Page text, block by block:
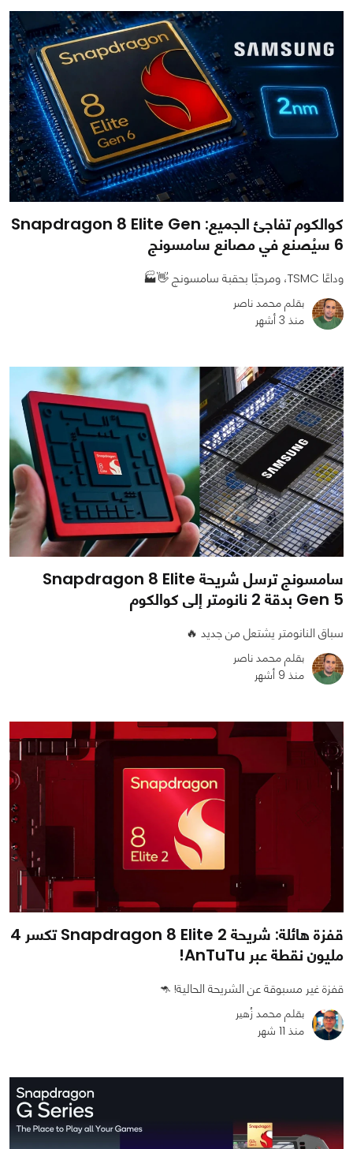
413
0
0
953
0
0
كوالكوم تفاجئ الجميع: Snapdragon 8 Elite Gen
6 سيُصنع في مصانع سامسونج
وداعًا TSMC، ومرحبًا بحقبة سامسونج 👋🏭
بقلم محمد ناصر
منذ 3 أشهر
0
سامسونج ترسل شريحة Snapdragon 8 Elite
Gen 5 بدقة 2 نانومتر إلى كوالكوم
سباق النانومتر يشتعل من جديد 🔥
بقلم محمد ناصر
منذ 9 أشهر
0
قفزة هائلة: شريحة Snapdragon 8 Elite 2 تكسر 4
مليون نقطة عبر AnTuTu!
قفزة غير مسبوقة عن الشريحة الحالية! 🦘
بقلم محمد زُهير
منذ 11 شهر